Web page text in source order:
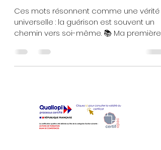
Ces mots résonnent comme une vérité
universelle : la guérison est souvent un
chemin vers soi-même. 📚 Ma première